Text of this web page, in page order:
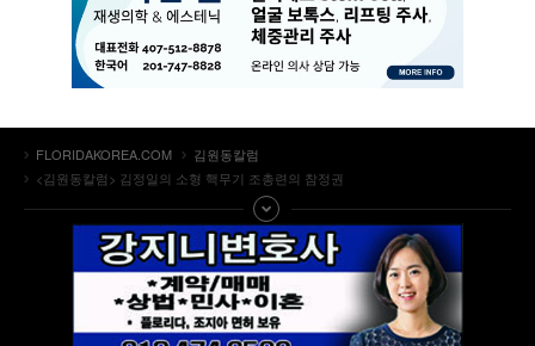
FLORIDAKOREA.COM
김원동칼럼
<김원동칼럼> 김정일의 소형 핵무기 조총련의 참정권